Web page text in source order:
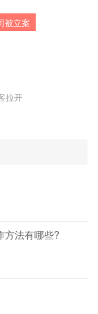
被立案
拉开
方法有哪些?